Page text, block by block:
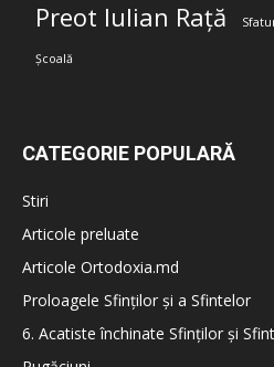
Preot Iulian Rață
Școală
CATEGORIE POPULARĂ
Stiri
Articole preluate
Articole Ortodoxia.md
Proloagele Sfinților și a Sfintelor
6. Acatiste închinate Sfinților și